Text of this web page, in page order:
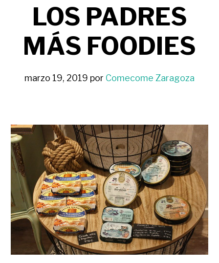
LOS PADRES
MÁS FOODIES
marzo 19, 2019 por Comecome Zaragoza